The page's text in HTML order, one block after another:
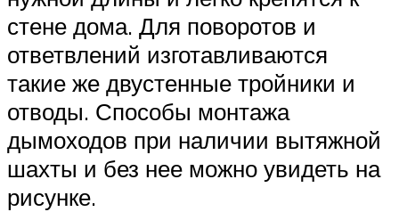
стене дома. Для поворотов и
ответвлений изготавливаются
такие же двустенные тройники и
отводы. Способы монтажа
дымоходов при наличии вытяжной
шахты и без нее можно увидеть на
рисунке.